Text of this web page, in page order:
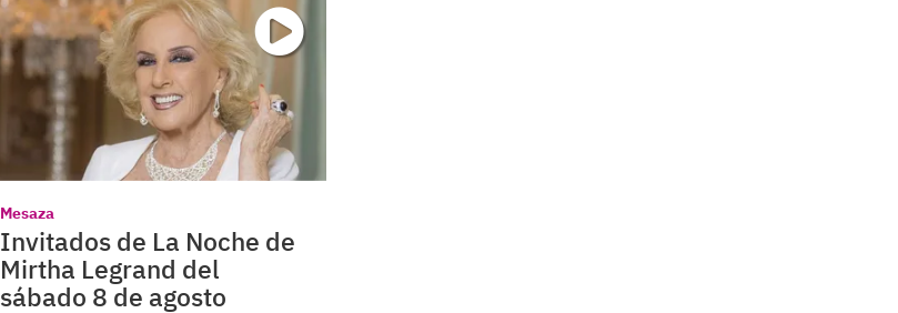
Mesaza
Invitados de La Noche de
Mirtha Legrand del
sábado 8 de agosto